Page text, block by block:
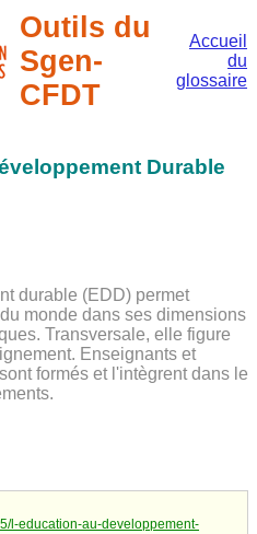
Outils du
Sgen-
CFDT
Accueil
du
glossaire
Durable
durable (EDD) permet
monde dans ses dimensions
Transversale, elle figure
Enseignants et
formés et l'intègrent dans le
l-education-au-developpement-